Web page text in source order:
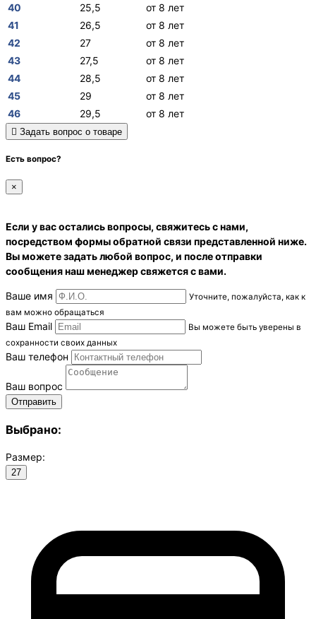
40
25,5
от 8 лет
41
26,5
от 8 лет
42
27
от 8 лет
43
27,5
от 8 лет
44
28,5
от 8 лет
45
29
от 8 лет
46
29,5 от 8 лет
Задать вопрос о товаре
Есть вопрос?
×
Если у вас остались вопросы, свяжитесь с нами,
посредством формы обратной связи представленной ниже.
Вы можете задать любой вопрос, и после отправки
сообщения наш менеджер свяжется с вами.
Ваше имя
Уточните, пожалуйста, как к
вам можно обращаться
Ваш Email
Вы можете быть уверены в
сохранности своих данных
Ваш телефон
Ваш вопрос
Выбрано:
Размер:
27